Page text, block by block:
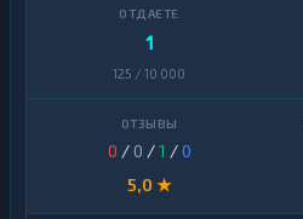
1
125 / 10 000
0 / 0 /1 /0
5,0 ★